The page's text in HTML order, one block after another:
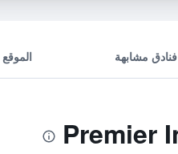
فنادق مشابهة الموقع